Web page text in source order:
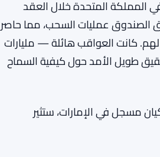
المملكة المتحدة خلال العقد